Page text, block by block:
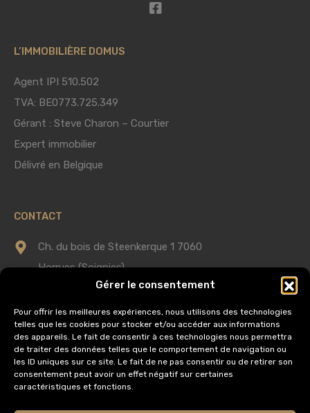
Gérer le consentement
Pour offrir les meilleures expériences, nous utilisons des technologies
telles que les cookies pour stocker et/ou accéder aux informations
des appareils. Le fait de consentir à ces technologies nous permettra
de traiter des données telles que le comportement de navigation ou
les ID uniques sur ce site. Le fait de ne pas consentir ou de retirer son
consentement peut avoir un effet négatif sur certaines
caractéristiques et fonctions.
L’IMMOBILIÈRE DOMUS
Agent IPI 510.502
TVA: BE0773.725.349
Gérant : Steve Charon – Courtier
Expert immobilier
Délivré en Belgique
CONTACT
Ch. du bois de Steenkerque 1 7060
Horrues (Soignies)
info@immobilieredomus.be
AUTORITÉ DE SURVEILLANCE